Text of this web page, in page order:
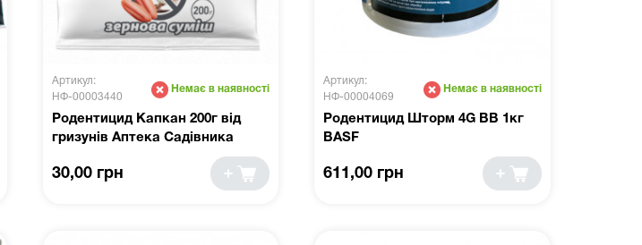
Артикул:
НФ-00003440
Немає в наявності
Родентицид Капкан 200г від
гризунів Аптека Садівника
30,00 грн
Артикул:
НФ-00004069
Немає в наявності
Родентицид Шторм 4G BB 1кг
BASF
611,00 грн